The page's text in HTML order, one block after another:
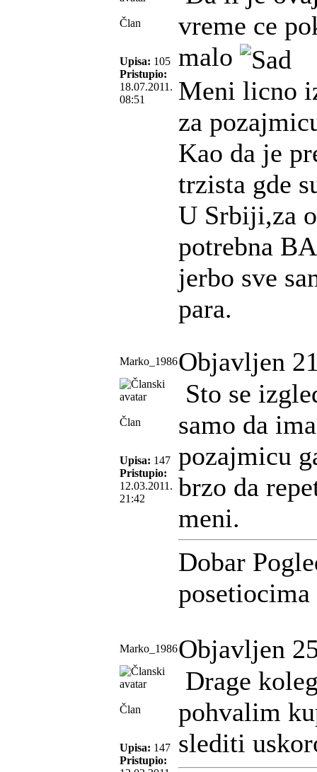
Član
Upisa: 105
Pristupio:
18.07.2011.
08:51
vreme ce
malo
Meni licno
za
Kao da je
trzista gde
U Srbiji,za
potrebna
jerbo sve
para.
Marko_1986Objavljen
Član
Upisa: 147
Pristupio:
12.03.2011.
21:42
Sto se
samo da
pozajmicu
brzo da
meni.
Dobar
posetiocima
Marko_1986Objavljen
Član
Upisa: 147
Pristupio:
Drage
pohvalim
slediti